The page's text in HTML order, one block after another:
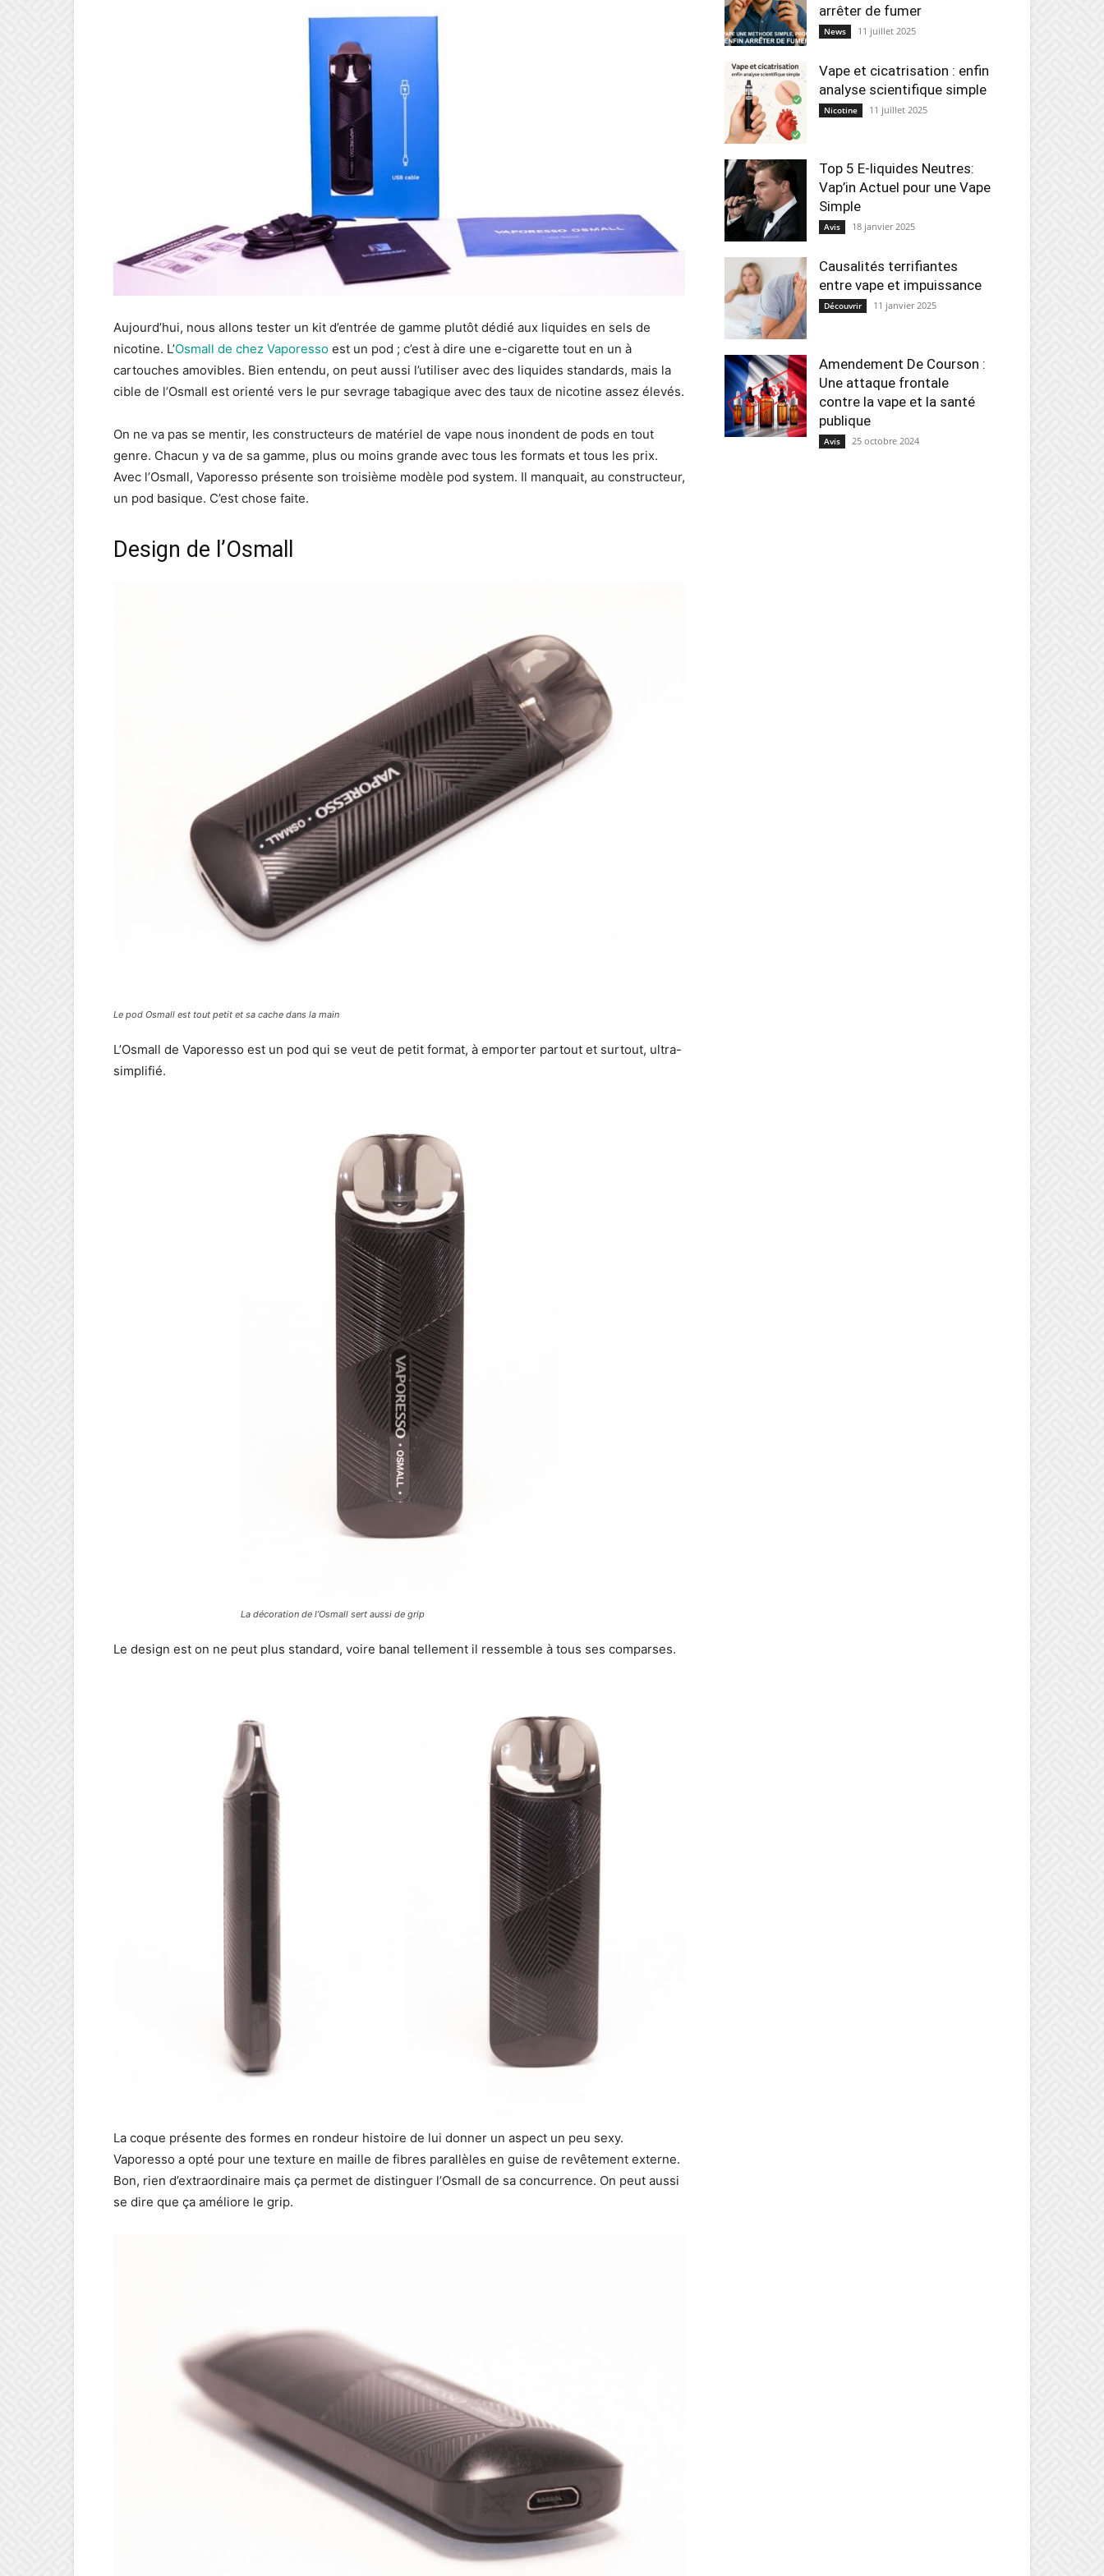
Aujourd’hui, nous allons tester un kit d’entrée de gamme plutôt dédié aux liquides en sels de
nicotine. L’Osmall de chez Vaporesso est un pod ; c’est à dire une e-cigarette tout en un à
cartouches amovibles. Bien entendu, on peut aussi l’utiliser avec des liquides standards, mais la
cible de l’Osmall est orienté vers le pur sevrage tabagique avec des taux de nicotine assez élevés.
On ne va pas se mentir, les constructeurs de matériel de vape nous inondent de pods en tout
genre. Chacun y va de sa gamme, plus ou moins grande avec tous les formats et tous les prix.
Avec l’Osmall, Vaporesso présente son troisième modèle pod system. Il manquait, au constructeur,
un pod basique. C’est chose faite.
Design de l’Osmall
Le pod Osmall est tout petit et sa cache dans la main
L’Osmall de Vaporesso est un pod qui se veut de petit format, à emporter partout et surtout, ultra-
simplifié.
La décoration de l’Osmall sert aussi de grip
Le design est on ne peut plus standard, voire banal tellement il ressemble à tous ses comparses.
La coque présente des formes en rondeur histoire de lui donner un aspect un peu sexy.
Vaporesso a opté pour une texture en maille de fibres parallèles en guise de revêtement externe.
Bon, rien d’extraordinaire mais ça permet de distinguer l’Osmall de sa concurrence. On peut aussi
se dire que ça améliore le grip.
arrêter de fumer
News 11 juillet 2025
Vape et cicatrisation : enfin
analyse scientifique simple
Nicotine 11 juillet 2025
Top 5 E-liquides Neutres:
Vap’in Actuel pour une Vape
Simple
Avis 18 janvier 2025
Causalités terrifiantes
entre vape et impuissance
Découvrir 11 janvier 2025
Amendement De Courson :
Une attaque frontale
contre la vape et la santé
publique
Avis 25 octobre 2024